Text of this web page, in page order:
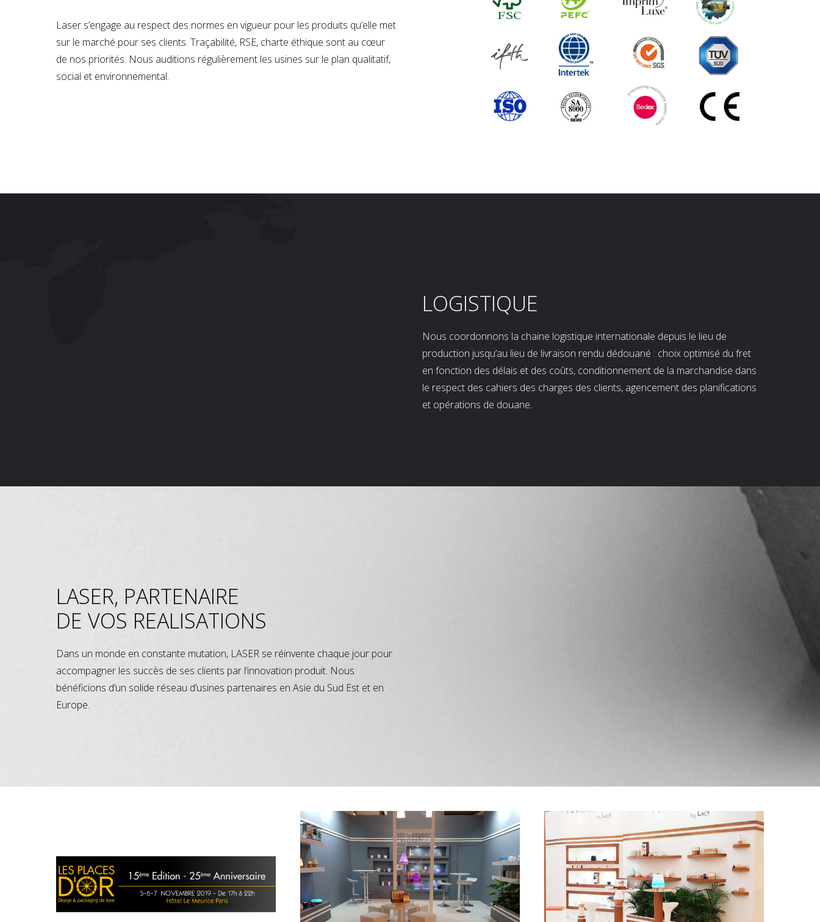
Laser s’engage au respect des normes en vigueur pour les produits qu’elle met
sur le marché pour ses clients. Traçabilité, RSE, charte éthique sont au cœur
de nos priorités. Nous auditions régulièrement les usines sur le plan qualitatif,
social et environnemental.
LOGISTIQUE
Nous coordonnons la chaine logistique internationale depuis le lieu de
production jusqu’au lieu de livraison rendu dédouané : choix optimisé du fret
en fonction des délais et des coûts, conditionnement de la marchandise dans
le respect des cahiers des charges des clients, agencement des planifications
et opérations de douane.
LASER, PARTENAIRE
DE VOS REALISATIONS
Dans un monde en constante mutation, LASER se réinvente chaque jour pour
accompagner les succès de ses clients par l’innovation produit. Nous
bénéficions d’un solide réseau d’usines partenaires en Asie du Sud Est et en
Europe.